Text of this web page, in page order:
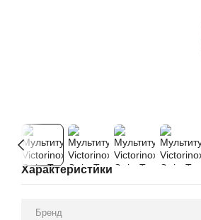
Характеристики
Бренд